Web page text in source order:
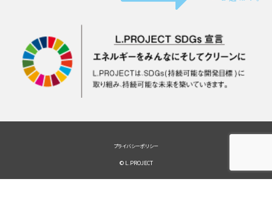
プライバシーポリシー
© L.PROJECT